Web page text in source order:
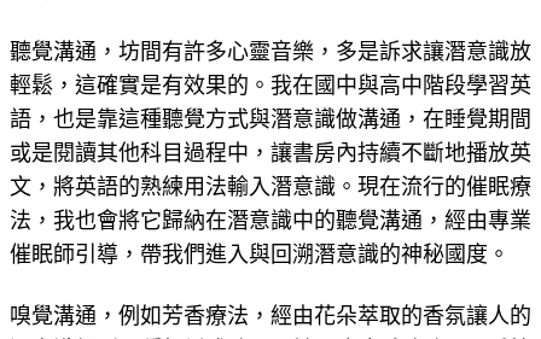
聽覺溝通，坊間有許多心靈音樂，多是訴求讓潛意識放
輕鬆，這確實是有效果的。我在國中與高中階段學習英
語，也是靠這種聽覺方式與潛意識做溝通，在睡覺期間
或是閱讀其他科目過程中，讓書房內持續不斷地播放英
文，將英語的熟練用法輸入潛意識。現在流行的催眠療
法，我也會將它歸納在潛意識中的聽覺溝通，經由專業
催眠師引導，帶我們進入與回溯潛意識的神秘國度。
嗅覺溝通，例如芳香療法，經由花朵萃取的香氛讓人的